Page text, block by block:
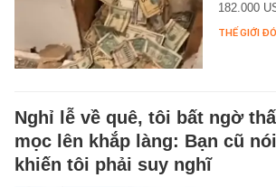
182.000
THẾ GIỚI
Nghỉ lễ về quê, tôi bất ngờ
mọc lên khắp làng: Bạn cũ
khiến tôi phải suy nghĩ